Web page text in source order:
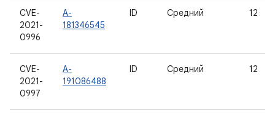
CVE-
2021-
0996
A-
181346545
ID Средний 12
CVE-
2021-
0997
A-
191086488
ID Средний 12